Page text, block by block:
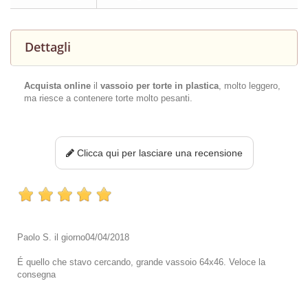
Dettagli
Acquista online il vassoio per torte in plastica, molto leggero,
ma riesce a contenere torte molto pesanti.
Clicca qui per lasciare una recensione
Paolo S. il giorno04/04/2018
É quello che stavo cercando, grande vassoio 64x46. Veloce la
consegna